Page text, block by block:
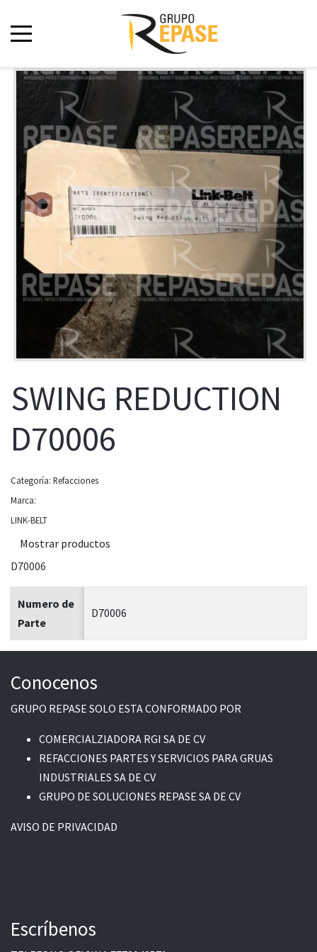
SWING REDUCTION
D70006
Categoría: Refacciones
Marca:
LINK-BELT
Mostrar productos
D70006
Numero de
Parte
D70006
Conocenos
GRUPO REPASE SOLO ESTA CONFORMADO POR
COMERCIALZIADORA RGI SA DE CV
REFACCIONES PARTES Y SERVICIOS PARA GRUAS
INDUSTRIALES SA DE CV
GRUPO DE SOLUCIONES REPASE SA DE CV
AVISO DE PRIVACIDAD
Escríbenos